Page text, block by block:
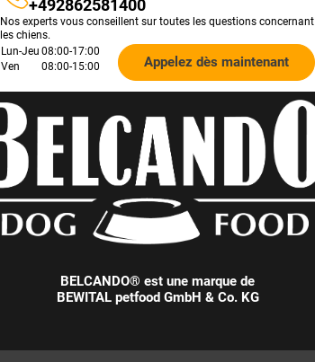
d’assistance
+492862581400
Nos experts vous conseillent sur toutes les questions concernant
les chiens.
Öffnungszeiten
Futterberatung:
Lun-Jeu 08:00-17:00
Ven
08:00-15:00 Appelez dès maintenant
BELCANDO® est une marque de
BEWITAL petfood GmbH & Co. KG